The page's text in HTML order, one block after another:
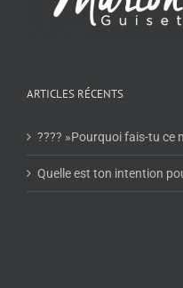
ARTICLES RÉCENTS
???? »Pourquoi fais-tu ce
Quelle est ton intention